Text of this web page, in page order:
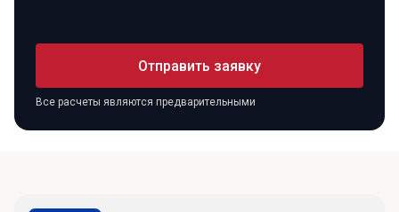
Отправить заявку
Все расчеты являются предварительными